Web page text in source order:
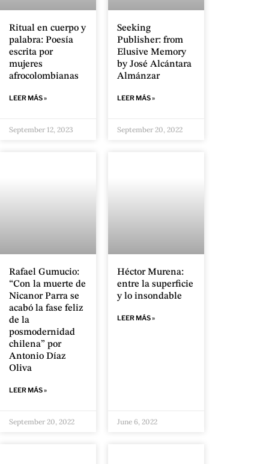
Ritual en cuerpo y
palabra: Poesía
escrita por
mujeres
afrocolombianas
LEER MÁS »
September 12, 2023
Seeking
Publisher: from
Elusive Memory
by José Alcántara
Almánzar
LEER MÁS »
September 20, 2022
Rafael Gumucio:
“Con la muerte de
Nicanor Parra se
acabó la fase feliz
de la
posmodernidad
chilena” por
Antonio Díaz
Oliva
LEER MÁS »
September 20, 2022
Héctor Murena:
entre la superficie
y lo insondable
LEER MÁS »
June 6, 2022